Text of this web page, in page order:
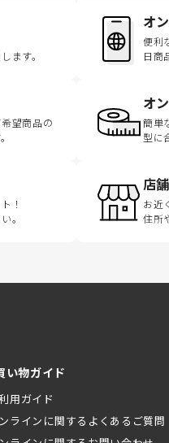
ます。
オ
便利
日商
望商品の
オ
簡単
型に
！
。
店
お近
住所
い物ガイド
用ガイド
ラインに関するよくあるご質問